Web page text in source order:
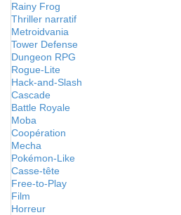
Rainy Frog
Thriller narratif
Metroidvania
Tower Defense
Dungeon RPG
Rogue-Lite
Hack-and-Slash
Cascade
Battle Royale
Moba
Coopération
Mecha
Pokémon-Like
Casse-tête
Free-to-Play
Film
Horreur